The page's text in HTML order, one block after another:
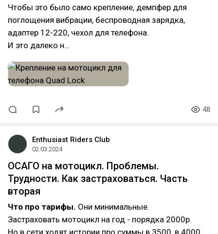
Чтобы это было само крепление, демпфер для
поглощения вибрации, беспроводная зарядка,
адаптер 12-220, чехол для телефона.
И это далеко н…
48
Enthusiast Riders Club
02.03.2024
​ОСАГО на мотоцикл. Проблемы.
Трудности. Как застраховаться. Часть
вторая
Что про тарифы. Они минимальные.
Застраховать мотоцикл на год - порядка 2000р.
Но в сети ходят истории про суммы в 3500, в 4000,